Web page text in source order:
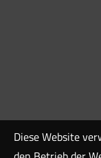
Diese Website